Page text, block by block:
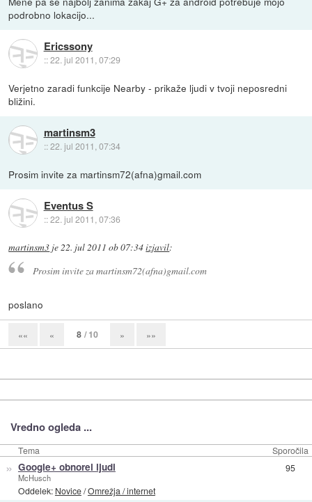
podrobno lokacijo...
Ericssony
::22. jul 2011, 07:29
Verjetno zaradi funkcije Nearby - prikaže ljudi v tvoji neposredni
bližini.
martinsm3
::22. jul 2011, 07:34
Prosim invite za martinsm72(afna)gmail.com
Eventus S
::22. jul 2011, 07:36
martinsm3 je22. jul 2011 ob 07:34izjavil:
Prosim invite za martinsm72(afna)gmail.com
poslano
«« « 8 / 10 » »»
Vredno ogleda ...
Tema Sporočila
» Google+ obnorel ljudi
McHusch
Oddelek: Novice/Omrežja / internet
95